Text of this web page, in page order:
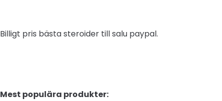
Billigt pris bästa steroider till salu paypal.
Mest populära produkter: